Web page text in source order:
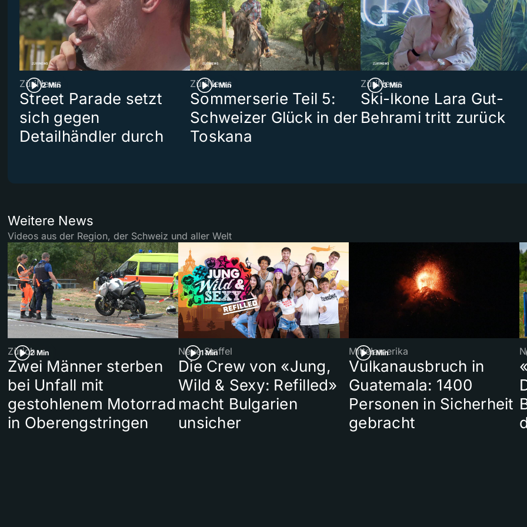
2 Min
ZüriNews
Street Parade setzt
sich gegen
Detailhändler durch
4 Min
ZüriNews
Sommerserie Teil 5:
Schweizer Glück in der
Toskana
3 Min
ZüriNews
Ski-Ikone Lara Gut-
Behrami tritt zurück
Weitere News
Videos aus der Region, der Schweiz und aller Welt
2 Min
Zürich
Zwei Männer sterben
bei Unfall mit
gestohlenem Motorrad
in Oberengstringen
1 Min
Neue Staffel
Die Crew von «Jung,
Wild & Sexy: Refilled»
macht Bulgarien
unsicher
1 Min
Mittelamerika
Vulkanausbruch in
Guatemala: 1400
Personen in Sicherheit
gebracht